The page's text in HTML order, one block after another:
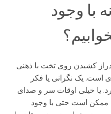
با وجود
دراز کشیدن روی تخت با ذهنی
است. یک نگرانی یا فکر
یا خیلی اوقات سر و صدای
ممکن است حتی با وجود